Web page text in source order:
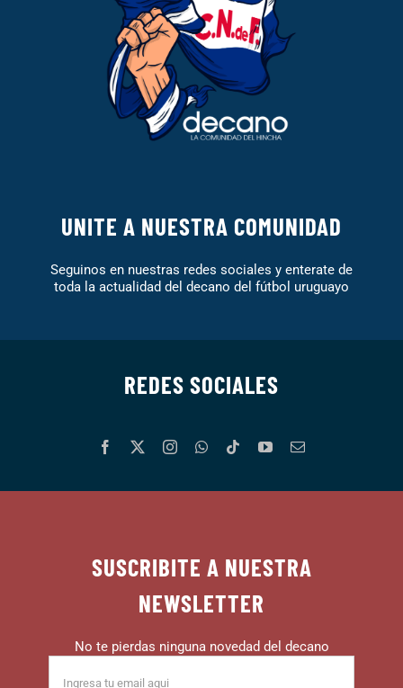
UNITE A NUESTRA COMUNIDAD
Seguinos en nuestras redes sociales y enterate de
toda la actualidad del decano del fútbol uruguayo
REDES SOCIALES
SUSCRIBITE A NUESTRA
NEWSLETTER
No te pierdas ninguna novedad del decano